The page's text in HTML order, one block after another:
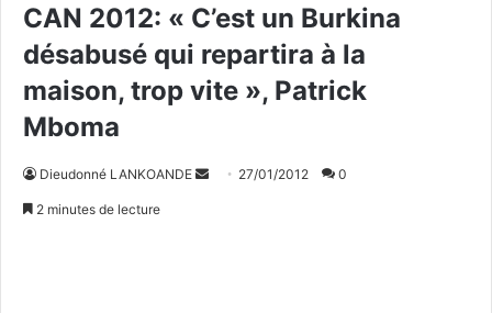
CAN 2012: « C’est un Burkina
désabusé qui repartira à la
maison, trop vite », Patrick
Mboma
Dieudonné LANKOANDE 27/01/2012 0
2 minutes de lecture